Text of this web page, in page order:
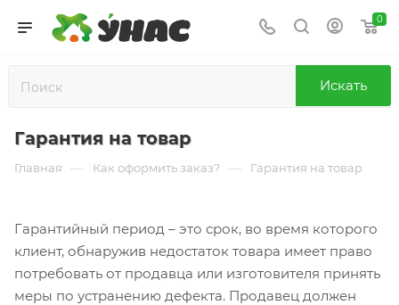
0
Искать
Гарантия на товар
Главная — Как оформить заказ? — Гарантия на товар
Гарантийный период – это срок, во время которого
клиент, обнаружив недостаток товара имеет право
потребовать от продавца или изготовителя принять
меры по устранению дефекта. Продавец должен